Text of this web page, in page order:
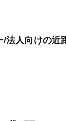
法人向けの近